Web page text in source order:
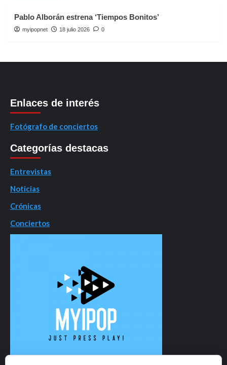
Pablo Alborán estrena ‘Tiempos Bonitos’
myipopnet 18 julio 2026 0
Enlaces de interés
Fotógrafo de conciertos
Categorías destacas
Entrevistas
Noticias
Crónicas
Conciertos